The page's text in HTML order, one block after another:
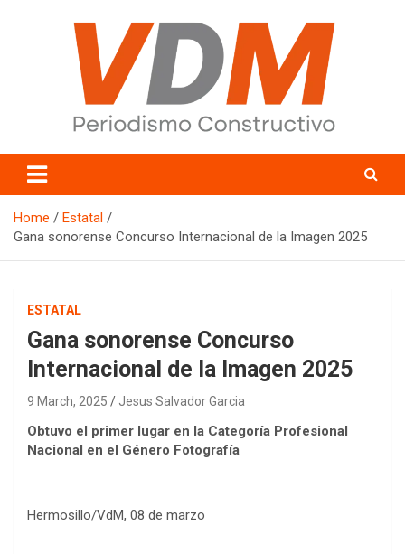
valledelmayo.com
Home
Estatal
Gana sonorense Concurso Internacional de la Imagen 2025
ESTATAL
Gana sonorense Concurso
Internacional de la Imagen 2025
9 March, 2025 Jesus Salvador Garcia
Obtuvo el primer lugar en la Categoría Profesional
Nacional en el Género Fotografía
Hermosillo/VdM, 08 de marzo